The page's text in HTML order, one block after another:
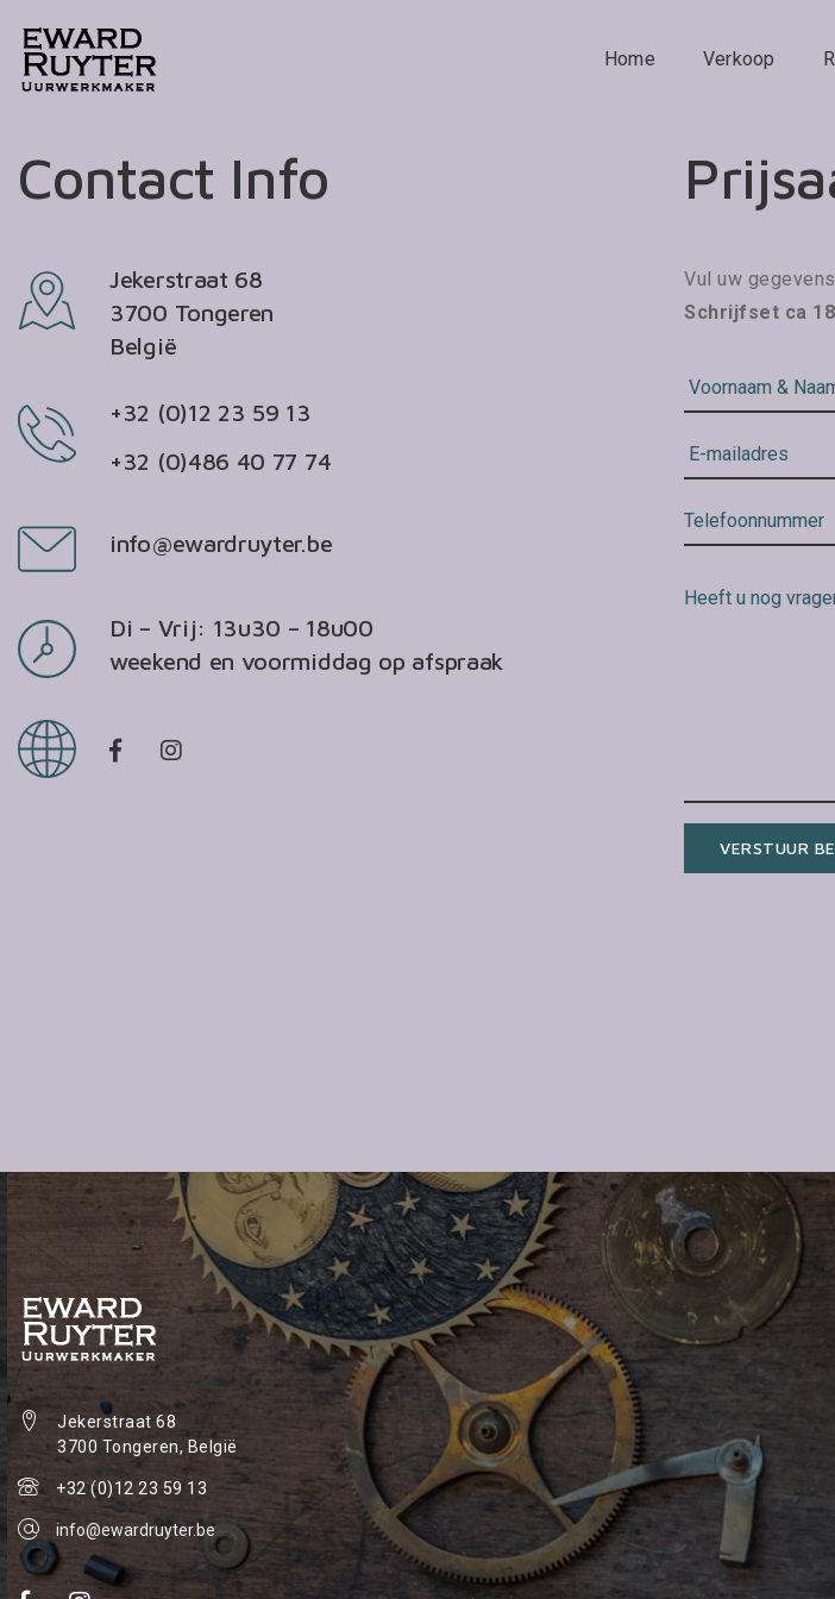
Home Verkoop
Contact Info
Jekerstraat 68
3700 Tongeren
België
+32 (0)12 23 59 13
+32 (0)486 40 77 74
info@ewardruyter.be
Di – Vrij: 13u30 – 18u00
weekend en voormiddag op afspraak
Vul uw
Schrijfset ca
VERSTUUR
Jekerstraat 68
3700 Tongeren, België
+32 (0)12 23 59 13
info@ewardruyter.be